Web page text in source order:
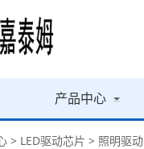
产品中心
> LED驱动芯片 > 照明驱动